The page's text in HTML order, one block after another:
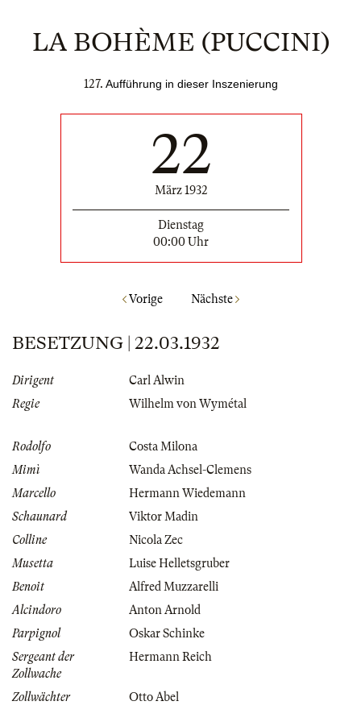
LA BOHÈME (PUCCINI)
127. Aufführung in dieser Inszenierung
22
März 1932
Dienstag
00:00 Uhr
Vorige Nächste
BESETZUNG | 22.03.1932
Dirigent
Carl Alwin
Regie
Wilhelm von Wymétal
Rodolfo
Costa Milona
Mimì
Wanda Achsel-Clemens
Marcello
Hermann Wiedemann
Schaunard
Viktor Madin
Colline
Nicola Zec
Musetta
Luise Helletsgruber
Benoit
Alfred Muzzarelli
Alcindoro
Anton Arnold
Parpignol
Oskar Schinke
Sergeant der
Zollwache
Hermann Reich
Zollwächter Otto Abel